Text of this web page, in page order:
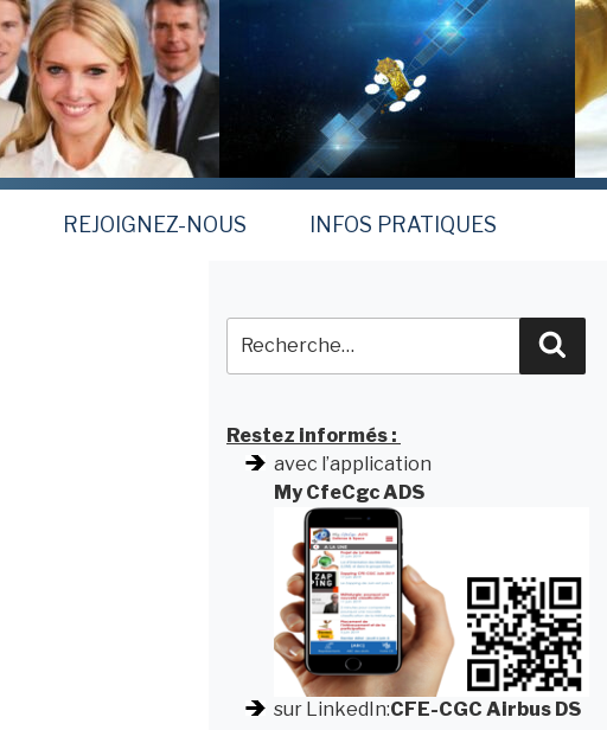
REJOIGNEZ-NOUS INFOS PRATIQUES
pour
Restez informés :
avec l’application
My CfeCgc ADS
sur LinkedIn:CFE-CGC Airbus DS